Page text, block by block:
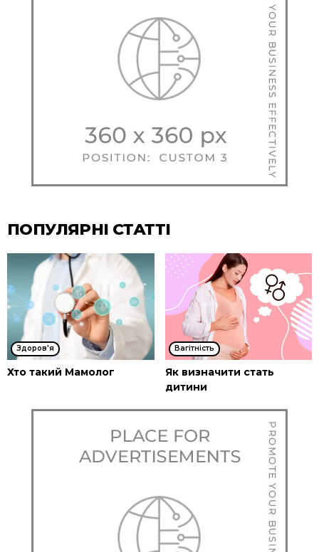
ПОПУЛЯРНІ СТАТТІ
Здоров'я
Хто такий Мамолог
Вагітність
Як визначити стать
дитини